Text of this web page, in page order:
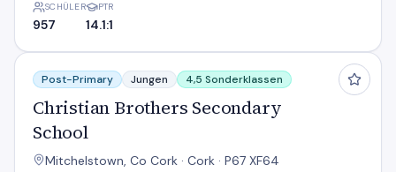
SCHÜLER
957
PTR
14.1:1
Christian Brothers Secondary School
Post-Primary Jungen 4,5 Sonderklassen
Christian Brothers Secondary
School
Mitchelstown, Co Cork · Cork · P67 XF64